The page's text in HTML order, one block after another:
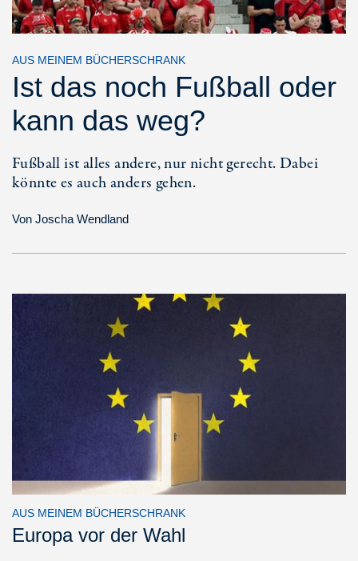
AUS MEINEM BÜCHERSCHRANK
Ist das noch Fußball oder
kann das weg?
Fußball ist alles andere, nur nicht gerecht. Dabei
könnte es auch anders gehen.
Von Joscha Wendland
AUS MEINEM BÜCHERSCHRANK
Europa vor der Wahl